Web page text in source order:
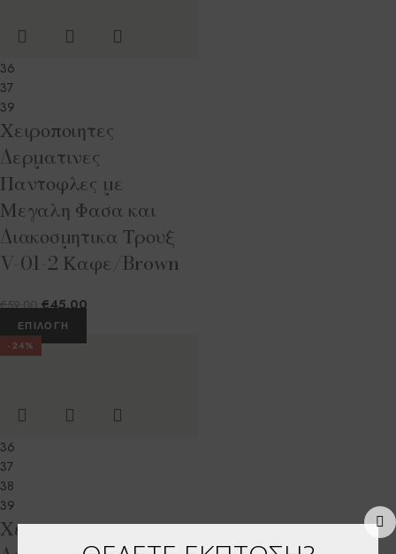
36
37
39
Χειροποιητες
Δερματινες
Παντοφλες με
Μεγαλη Φασα και
Διακοσμητικα Τρουξ
V-01-2 Καφε/Brown
€59.00 €45.00
ΕΠΙΛΟΓΉ
-24%
36
37
38
39
Χειροποιητες